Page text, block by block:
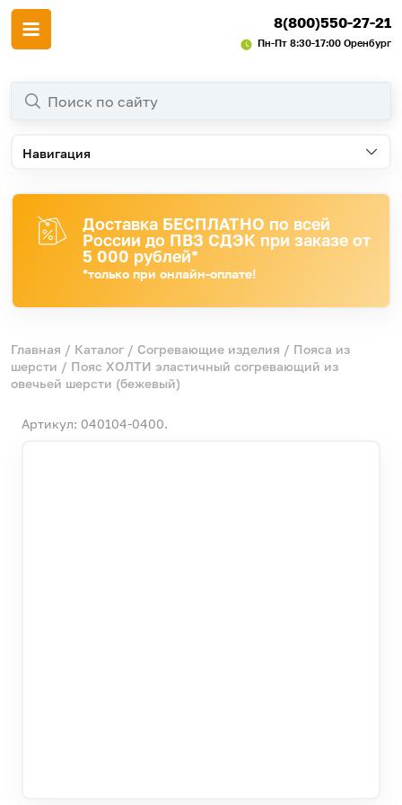
8(800)550-27-21
Пн-Пт 8:30-17:00 Оренбург
Навигация
Доставка БЕСПЛАТНО по всей
России до ПВЗ СДЭК при заказе от
5 000 рублей*
*только при онлайн-оплате!
Главная / Каталог / Согревающие изделия / Пояса из
шерсти / Пояс ХОЛТИ эластичный согревающий из
овечьей шерсти (бежевый)
Артикул: 040104-0400.